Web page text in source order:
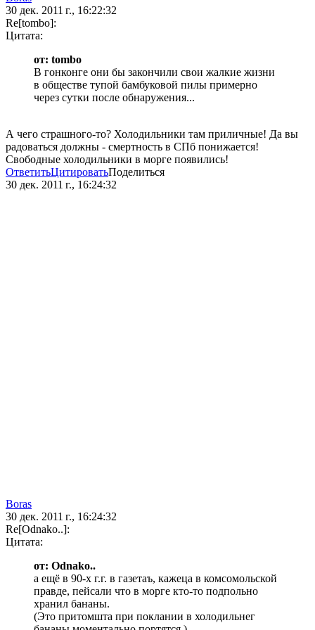
30 дек. 2011 г., 16:22:32
Re[tombo]:
Цитата:
от: tombo
В гонконге они бы закончили свои жалкие жизни
в обществе тупой бамбуковой пилы примерно
через сутки после обнаружения...
А чего страшного-то? Холодильники там приличные! Да вы
радоваться должны - смертность в СПб понижается!
Свободные холодильники в морге появились!
ОтветитьЦитироватьПоделиться
30 дек. 2011 г., 16:24:32
Boras
30 дек. 2011 г., 16:24:32
Re[Odnako..]:
Цитата:
от: Odnako..
а ещё в 90-х г.г. в газетаъ, кажеца в комсомольской
правде, пейсали что в морге кто-то подпольно
хранил бананы.
(Это притомшта при поклании в холодильнег